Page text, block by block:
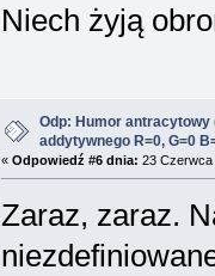
Niech żyją
Odp: Humor antracytowy
addytywnego R=0, G=0
« Odpowiedź #6 dnia: 23 Czerwca
Zaraz, zaraz.